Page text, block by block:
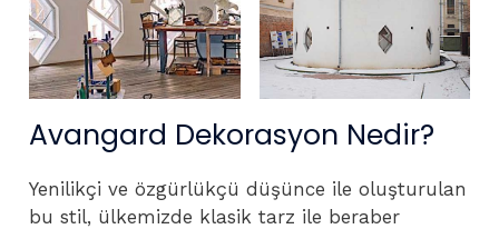
Avangard Dekorasyon Nedir?
Yenilikçi ve özgürlükçü düşünce ile oluşturulan
bu stil, ülkemizde klasik tarz ile beraber